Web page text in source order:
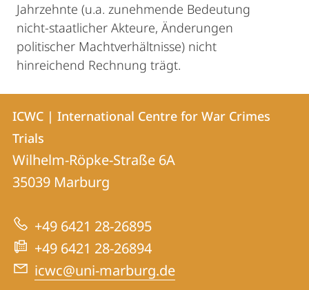
Jahrzehnte (u.a. zunehmende Bedeutung
nicht-staatlicher Akteure, Änderungen
politischer Machtverhältnisse) nicht
hinreichend Rechnung trägt.
Kontakt
und
Informationen
zur
Website
Kontaktinformationen
ICWC
|
International
for
War
Crimes
ICWC | International Centre for War Crimes
Trials
Wilhelm-Röpke-Straße 6A
35039 Marburg
+49 6421 28-26895
+49 6421 28-26894
icwc@uni-marburg.de